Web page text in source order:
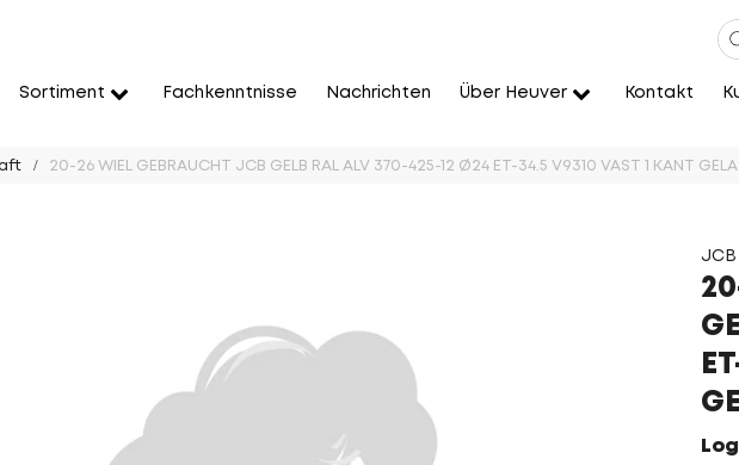
Sortiment Fachkenntnisse Nachrichten Über Heuver Kontakt
20-26 WIEL GEBRAUCHT JCB GELB RAL ALV 370-425-12 Ø24 ET-34.5 V9310 VAST 1 KANT
JCB